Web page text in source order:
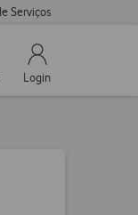
Serviços
My Vodafone
Login